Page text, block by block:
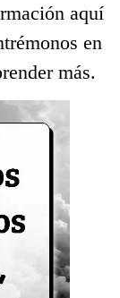
aquí
en
más.